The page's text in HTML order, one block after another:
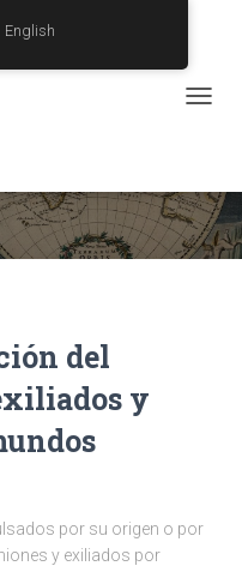
del
y
por su origen o por
y exiliados por
English